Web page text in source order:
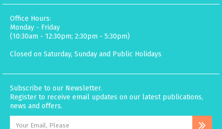
Office Hours:
Monday - Friday
(10:30am - 12:30pm; 2:30pm - 5:30pm)
Closed on Saturday, Sunday and Public Holidays
Subscribe to our Newsletter.
Register to receive email updates on our latest publications,
news and offers.